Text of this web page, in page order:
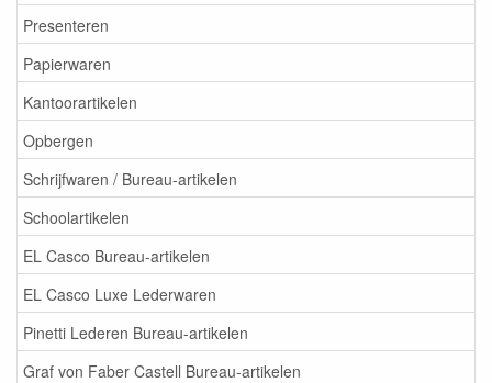
Presenteren
Papierwaren
Kantoorartikelen
Opbergen
Schrijfwaren / Bureau-artikelen
Schoolartikelen
EL Casco Bureau-artikelen
EL Casco Luxe Lederwaren
Pinetti Lederen Bureau-artikelen
Graf von Faber Castell Bureau-artikelen